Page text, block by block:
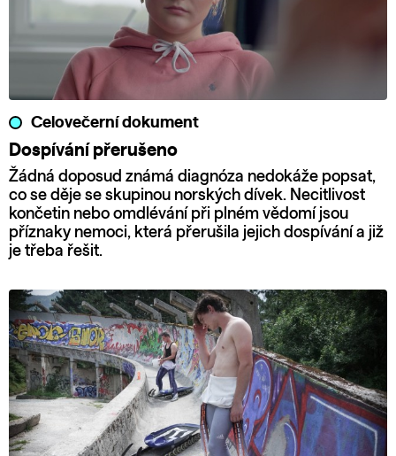
Celovečerní dokument
Dospívání přerušeno
Žádná doposud známá diagnóza nedokáže popsat,
co se děje se skupinou norských dívek. Necitlivost
končetin nebo omdlévání při plném vědomí jsou
příznaky nemoci, která přerušila jejich dospívání a již
je třeba řešit.